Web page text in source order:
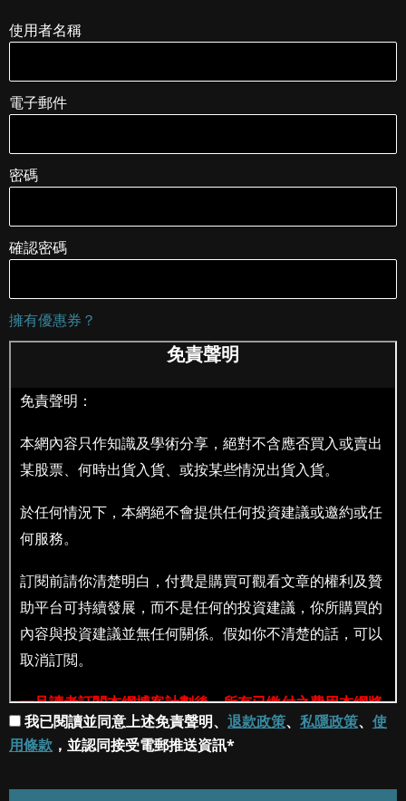
使用者名稱
電子郵件
密碼
確認密碼
擁有優惠券？
我已閱讀並同意上述免責聲明、 退款政策、 私隱政策、 使
用條款 ，並認同接受電郵推送資訊*